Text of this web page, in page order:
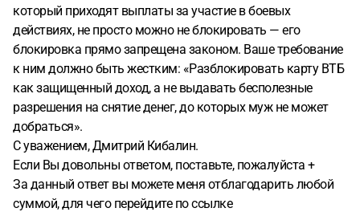
который приходят выплаты за участие в боевых
действиях, не просто можно не блокировать — его
блокировка прямо запрещена законом. Ваше требование
к ним должно быть жестким: «Разблокировать карту ВТБ
как защищенный доход, а не выдавать бесполезные
разрешения на снятие денег, до которых муж не может
добраться».
С уважением, Дмитрий Кибалин.
Если Вы довольны ответом, поставьте, пожалуйста +
За данный ответ вы можете меня отблагодарить любой
суммой, для чего перейдите по ссылке